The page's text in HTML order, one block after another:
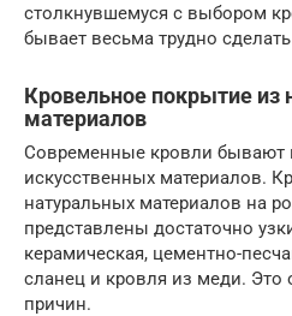
столкнувшемуся с выбором
бывает весьма трудно
Кровельное покрытие из
материалов
Современные кровли бывают
искусственных материалов.
натуральных материалов на
представлены достаточно
керамическая, цементно-
сланец и кровля из меди. Это
причин.